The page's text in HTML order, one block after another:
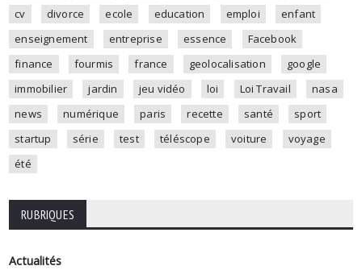
cv
divorce ecole education emploi
enfant
enseignement
entreprise essence
Facebook
finance
fourmis france geolocalisation
google
immobilier
jardin jeu vidéo loi Loi Travail
nasa
news
numérique paris recette santé
sport
startup
série test téléscope voiture
voyage
été
RUBRIQUES
Actualités